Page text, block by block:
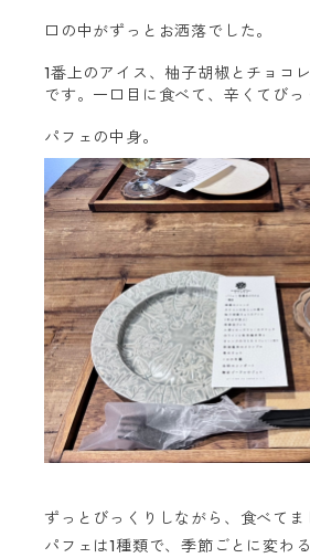
口の中がずっとお洒落でした。
1番上のアイス、柚子胡椒とチョコ
です。一口目に食べて、辛くてびっ
パフェの中身。
ずっとびっくりしながら、食べてま
パフェは1種類で、季節ごとに変わ